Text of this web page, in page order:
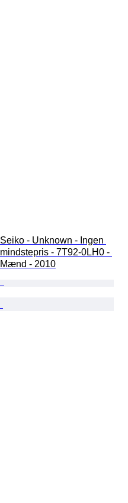
Seiko - Unknown - Ingen
mindstepris - 7T92-0LH0 -
Mænd - 2010